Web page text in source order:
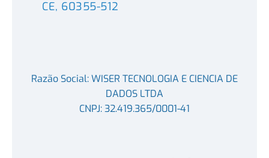
CE, 60355-512
Razão Social: WISER TECNOLOGIA E CIENCIA DE
DADOS LTDA
CNPJ: 32.419.365/0001-41